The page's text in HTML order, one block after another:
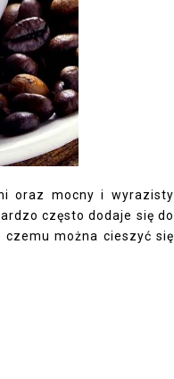
oraz mocny i wyrazisty
często dodaje się do
czemu można cieszyć się